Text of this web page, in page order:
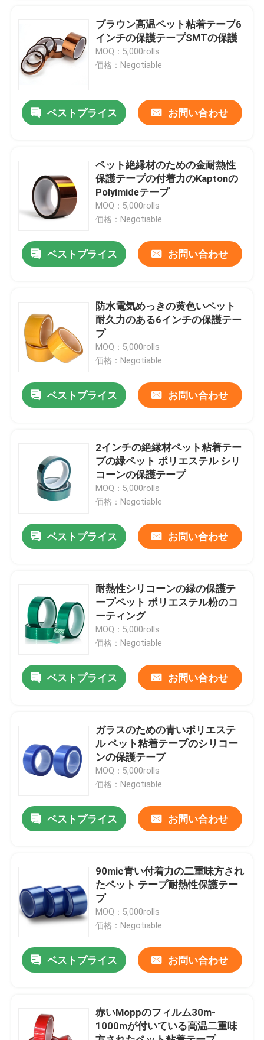
接触
製品
クラフト紙の粘着テープ
ペット粘着テープ
ポリ塩化ビニールの粘着テープ
ガラス繊維の粘着テープ
ブラウン高温ペット粘着テープ6
インチの保護テープSMTの保護
MOQ：5,000rolls
価格：Negotiable
ベストプライス お問い合わせ
ペット絶縁材のための金耐熱性
保護テープの付着力のKaptonの
Polyimideテープ
MOQ：5,000rolls
価格：Negotiable
ベストプライス お問い合わせ
防水電気めっきの黄色いペット
耐久力のある6インチの保護テー
プ
MOQ：5,000rolls
価格：Negotiable
ベストプライス お問い合わせ
2インチの絶縁材ペット粘着テー
プの緑ペット ポリエステル シリ
コーンの保護テープ
MOQ：5,000rolls
価格：Negotiable
ベストプライス お問い合わせ
耐熱性シリコーンの緑の保護テ
ープペット ポリエステル粉のコ
ーティング
MOQ：5,000rolls
価格：Negotiable
ベストプライス お問い合わせ
ガラスのための青いポリエステ
ル ペット粘着テープのシリコー
ンの保護テープ
MOQ：5,000rolls
価格：Negotiable
ベストプライス お問い合わせ
90mic青い付着力の二重味方され
たペット テープ耐熱性保護テー
プ
MOQ：5,000rolls
価格：Negotiable
ベストプライス お問い合わせ
赤いMoppのフィルム30m-
1000mが付いている高温二重味